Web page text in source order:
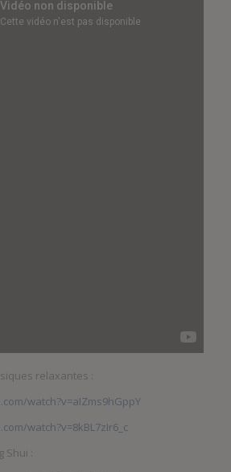
relaxantes :
watch?v=aIZms9hGppY
watch?v=8kBL7zIr6_c
Shui :